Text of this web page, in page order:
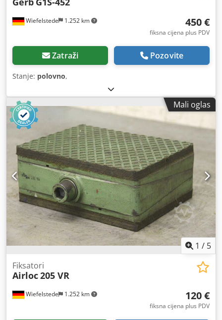
Wiefelstede 1.252 km 450 €
fiksna cijena plus PDV
Zatraži Pozovite
Stanje: polovno,
Mali oglas
1 / 5
Wiefelstede 1.252 km
Fiksatori
Airloc205 VR
120 €
fiksna cijena plus PDV